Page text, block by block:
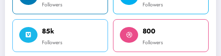
Followers Followers
85k
Followers
800
Followers